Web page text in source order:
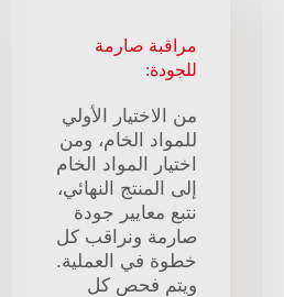
مراقبة صارمة
للجودة:
من الاختيار الأولي
للمواد الخام، ومن
اختيار المواد الخام
إلى المنتج النهائي،
نتبع معايير جودة
صارمة ونراقب كل
خطوة في العملية.
ويتم فحص كل